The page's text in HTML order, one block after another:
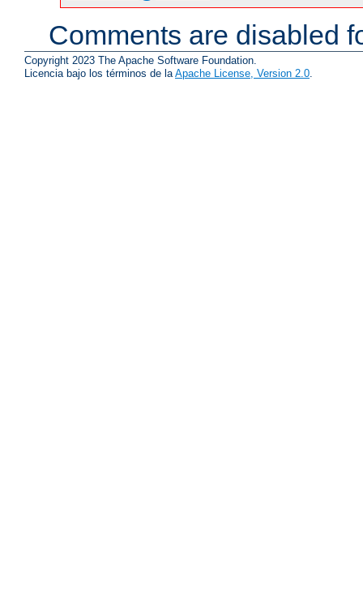
Comments are disabled
Copyright 2023 The Apache Software Foundation.
Licencia bajo los términos de la Apache License, Version 2.0